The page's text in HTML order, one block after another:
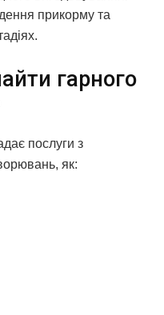
прикорму та
гарного
послуги з
як: